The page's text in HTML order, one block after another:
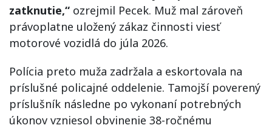
zatknutie,“ ozrejmil Pecek. Muž mal zároveň
právoplatne uložený zákaz činnosti viesť
motorové vozidlá do júla 2026.
Polícia preto muža zadržala a eskortovala na
príslušné policajné oddelenie. Tamojší poverený
príslušník následne po vykonaní potrebných
úkonov vzniesol obvinenie 38-ročnému